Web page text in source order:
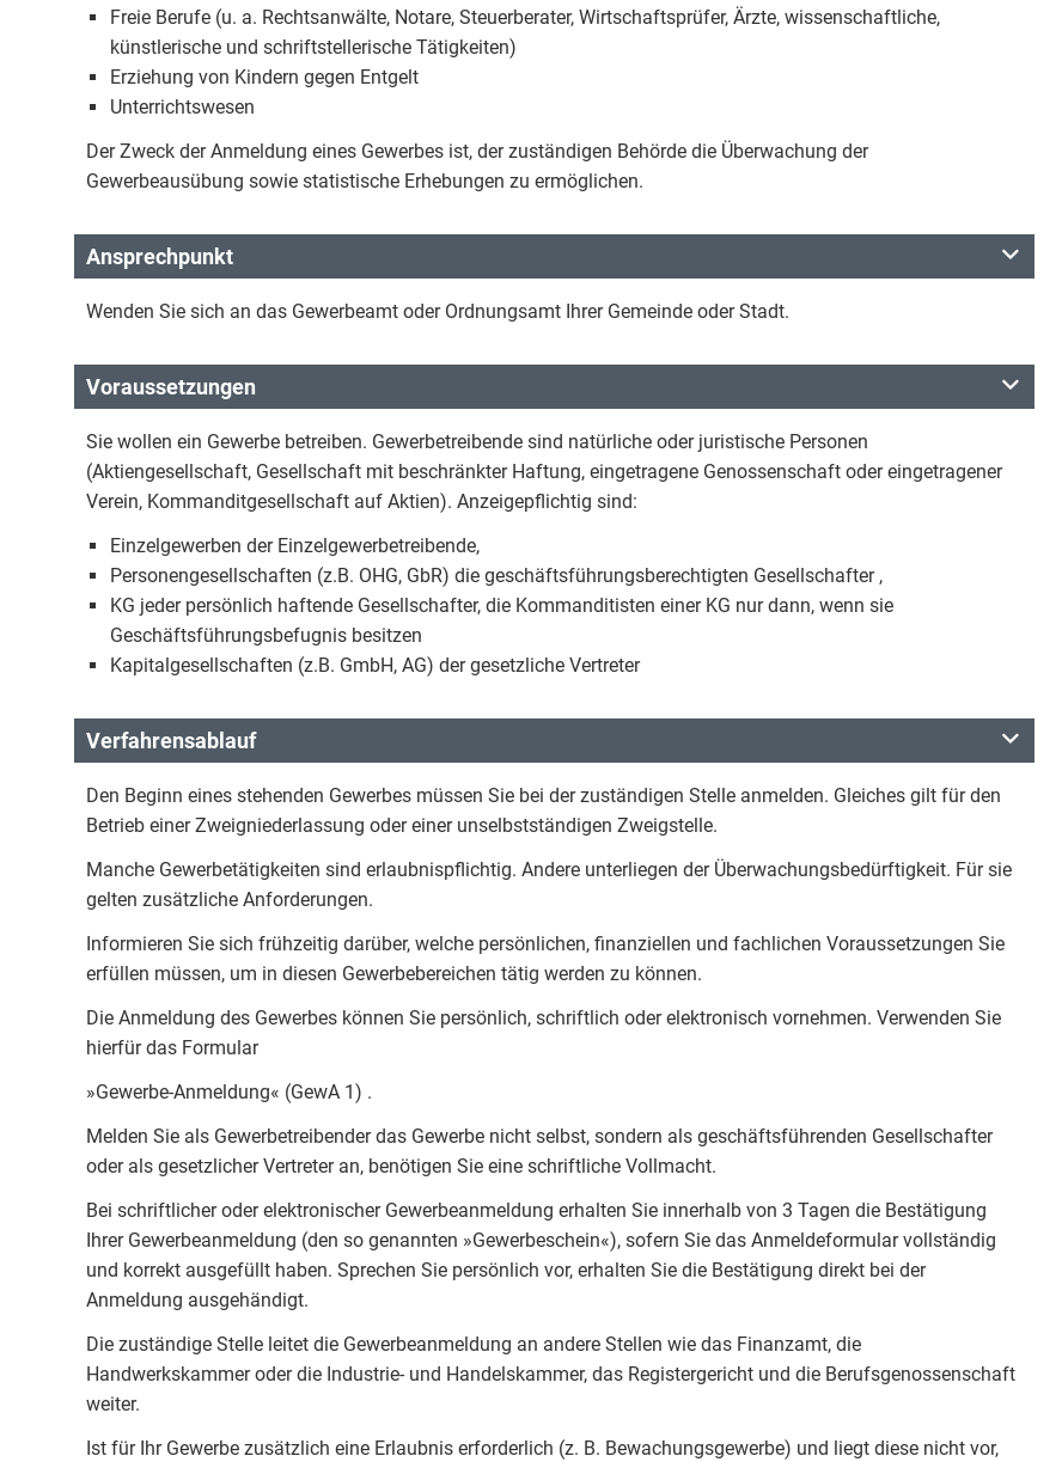
Freie Berufe (u. a. Rechtsanwälte, Notare, Steuerberater, Wirtschaftsprüfer, Ärzte, wissenschaftliche,
künstlerische und schriftstellerische Tätigkeiten)
Erziehung von Kindern gegen Entgelt
Unterrichtswesen
Der Zweck der Anmeldung eines Gewerbes ist, der zuständigen Behörde die Überwachung der
Gewerbeausübung sowie statistische Erhebungen zu ermöglichen.
Ansprechpunkt
Wenden Sie sich an das Gewerbeamt oder Ordnungsamt Ihrer Gemeinde oder Stadt.
Voraussetzungen
Sie wollen ein Gewerbe betreiben. Gewerbetreibende sind natürliche oder juristische Personen
(Aktiengesellschaft, Gesellschaft mit beschränkter Haftung, eingetragene Genossenschaft oder eingetragener
Verein, Kommanditgesellschaft auf Aktien). Anzeigepflichtig sind:
Einzelgewerben der Einzelgewerbetreibende,
Personengesellschaften (z.B. OHG, GbR) die geschäftsführungsberechtigten Gesellschafter ,
KG jeder persönlich haftende Gesellschafter, die Kommanditisten einer KG nur dann, wenn sie
Geschäftsführungsbefugnis besitzen
Kapitalgesellschaften (z.B. GmbH, AG) der gesetzliche Vertreter
Verfahrensablauf
Den Beginn eines stehenden Gewerbes müssen Sie bei der zuständigen Stelle anmelden. Gleiches gilt für den
Betrieb einer Zweigniederlassung oder einer unselbstständigen Zweigstelle.
Manche Gewerbetätigkeiten sind erlaubnispflichtig. Andere unterliegen der Überwachungsbedürftigkeit. Für sie
gelten zusätzliche Anforderungen.
Informieren Sie sich frühzeitig darüber, welche persönlichen, finanziellen und fachlichen Voraussetzungen Sie
erfüllen müssen, um in diesen Gewerbebereichen tätig werden zu können.
Die Anmeldung des Gewerbes können Sie persönlich, schriftlich oder elektronisch vornehmen. Verwenden Sie
hierfür das Formular
»Gewerbe-Anmeldung« (GewA 1) .
Melden Sie als Gewerbetreibender das Gewerbe nicht selbst, sondern als geschäftsführenden Gesellschafter
oder als gesetzlicher Vertreter an, benötigen Sie eine schriftliche Vollmacht.
Bei schriftlicher oder elektronischer Gewerbeanmeldung erhalten Sie innerhalb von 3 Tagen die Bestätigung
Ihrer Gewerbeanmeldung (den so genannten »Gewerbeschein«), sofern Sie das Anmeldeformular vollständig
und korrekt ausgefüllt haben. Sprechen Sie persönlich vor, erhalten Sie die Bestätigung direkt bei der
Anmeldung ausgehändigt.
Die zuständige Stelle leitet die Gewerbeanmeldung an andere Stellen wie das Finanzamt, die
Handwerkskammer oder die Industrie- und Handelskammer, das Registergericht und die Berufsgenossenschaft
weiter.
Ist für Ihr Gewerbe zusätzlich eine Erlaubnis erforderlich (z. B. Bewachungsgewerbe) und liegt diese nicht vor,